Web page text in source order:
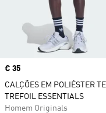
Price
€ 35
CALÇÕES EM POLIÉSTER
TREFOIL ESSENTIALS
Homem Originals